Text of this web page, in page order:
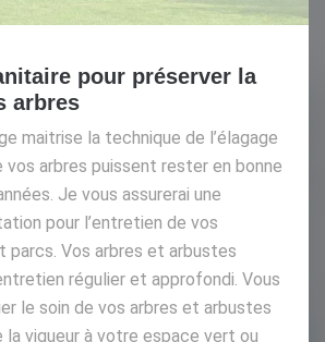
pour préserver la
arbres
maitrise la technique de l’élagage
vos arbres puissent rester en bonne
Je vous assurerai une
pour l’entretien de vos
parcs. Vos arbres et arbustes
régulier et approfondi. Vous
le soin de vos arbres et arbustes
la vigueur à votre espace vert ou